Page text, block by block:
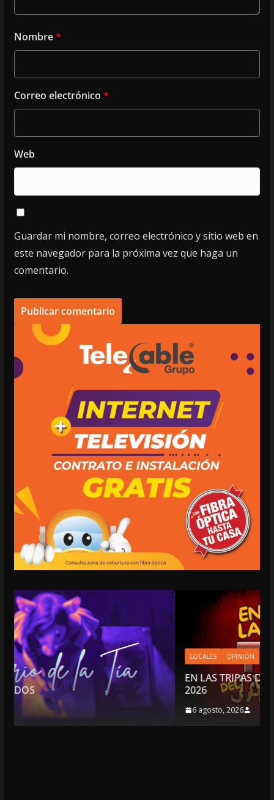
Nombre*
Correo electrónico *
Web
Guardar mi nombre, correo electrónico y sitio web en
este navegador para la próxima vez que haga un
comentario.
LOCALES OPINIÓN
EN LAS TRIPAS DEL JAGUAR: 06 DE AGOSTO DE
2026
6 agosto, 2026